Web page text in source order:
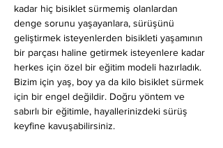
kadar hiç bisiklet sürmemiş olanlardan
denge sorunu yaşayanlara, sürüşünü
geliştirmek isteyenlerden bisikleti yaşamının
bir parçası haline getirmek isteyenlere kadar
herkes için özel bir eğitim modeli hazırladık.
Bizim için yaş, boy ya da kilo bisiklet sürmek
için bir engel değildir. Doğru yöntem ve
sabırlı bir eğitimle, hayallerinizdeki sürüş
keyfine kavuşabilirsiniz.